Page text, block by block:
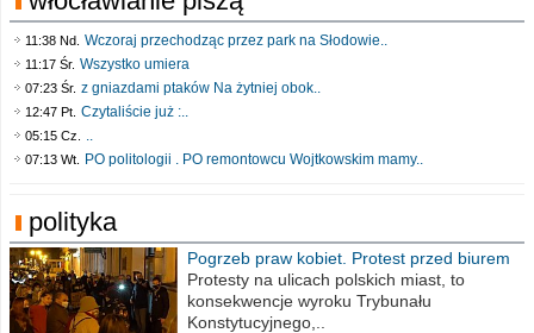
11:38 Nd. Wczoraj przechodząc przez park na Słodowie..
11:17 Śr. Wszystko umiera
07:23 Śr. z gniazdami ptaków Na żytniej obok..
12:47 Pt. Czytaliście już :..
05:15 Cz. ..
07:13 Wt. PO politologii . PO remontowcu Wojtkowskim mamy..
polityka
Pogrzeb praw kobiet. Protest przed biurem
poselskim PiS
Protesty na ulicach polskich miast, to
konsekwencje wyroku Trybunału
Konstytucyjnego,..